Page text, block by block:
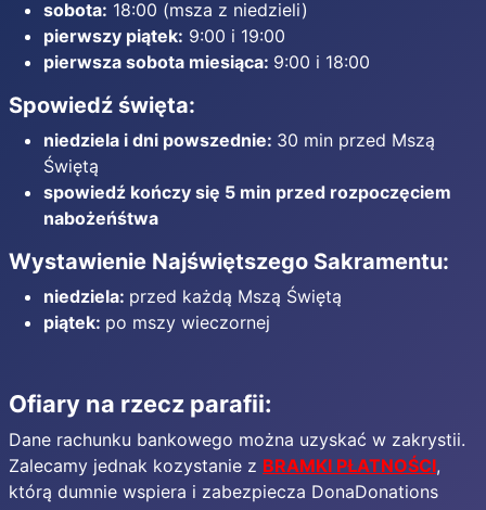
sobota: 18:00 (msza z niedzieli)
pierwszy piątek: 9:00 i 19:00
pierwsza sobota miesiąca: 9:00 i 18:00
Spowiedź święta:
niedziela i dni powszednie: 30 min przed Mszą
Świętą
spowiedź kończy się 5 min przed rozpoczęciem
nabożeńśtwa
Wystawienie Najświętszego Sakramentu:
niedziela: przed każdą Mszą Świętą
piątek: po mszy wieczornej
Ofiary na rzecz parafii:
Dane rachunku bankowego można uzyskać w zakrystii.
Zalecamy jednak kozystanie z BRAMKI PŁATNOŚCI,
którą dumnie wspiera i zabezpiecza DonaDonations